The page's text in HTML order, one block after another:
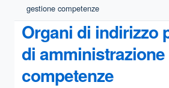
gestione competenze
Organi di indirizzo
di
competenze